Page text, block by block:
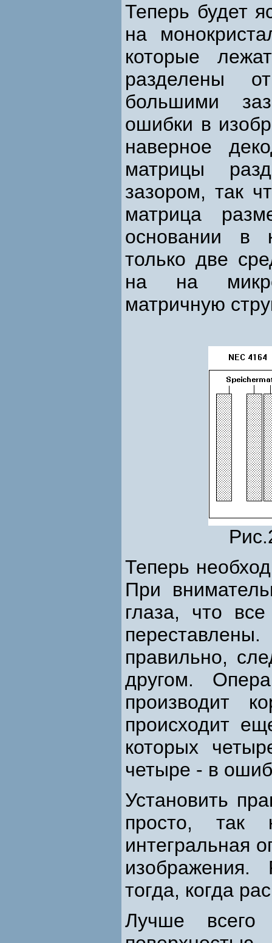
Теперь будет
на
которые
разделены
большими
ошибки в
наверное
матрицы
зазором, так
матрица
основании в
только две
на на
матричную
Теперь
При
глаза, что
правильно,
другом.
производит
происходит
которых
четыре - в
Установить
просто, так
интегральная
тогда, когда
Лучше всего